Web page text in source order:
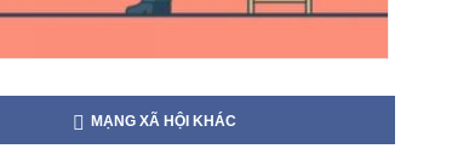
MẠNG XÃ HỘI KHÁC